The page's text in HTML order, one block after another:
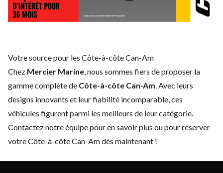
Votre source pour les Côte-à-côte Can-Am
Chez Mercier Marine , nous sommes fiers de proposer la
gamme complète de Côte-à-côte Can-Am . Avec leurs
designs innovants et leur fiabilité incomparable, ces
véhicules figurent parmi les meilleurs de leur catégorie.
Contactez notre équipepour en savoir plus ou pour réserver
votre Côte-à-côte Can-Am dès maintenant !